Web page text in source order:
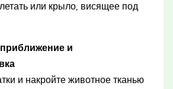
или крыло, висящее под
и
и накройте животное тканью